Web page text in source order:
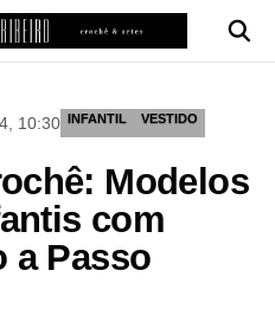
10:30 INFANTIL VESTIDO
Modelos
com
a Passo